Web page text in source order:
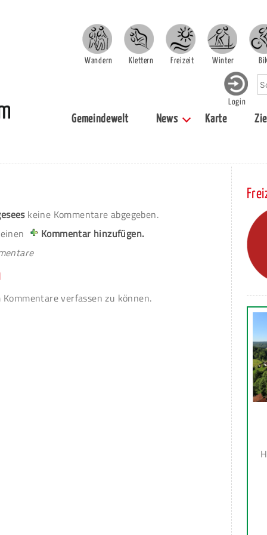
Wandern Klettern Freizeit Winter
Login
Gemeindewelt News Karte
keine Kommentare abgegeben.
Kommentar hinzufügen.
verfassen zu können.